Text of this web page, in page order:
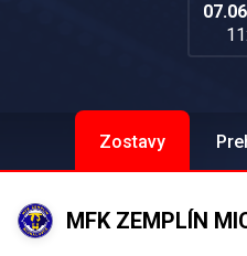
Zostavy
MFK ZEMPLÍN